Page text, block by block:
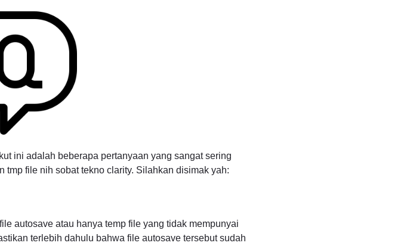
ini adalah beberapa pertanyaan yang sangat sering
file nih sobat tekno clarity. Silahkan disimak yah:
autosave atau hanya temp file yang tidak mempunyai
terlebih dahulu bahwa file autosave tersebut sudah